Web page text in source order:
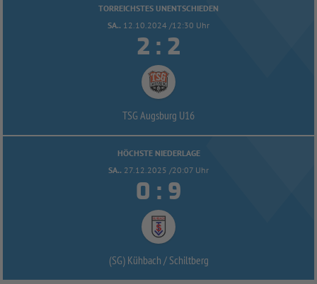
TORREICHSTES UNENTSCHIEDEN
SA.. 12.10.2024 /12:30 Uhr
 : 
TSG Augsburg U16
HÖCHSTE NIEDERLAGE
SA.. 27.12.2025 /20:07 Uhr
 : 
(SG) Kühbach /Schiltberg